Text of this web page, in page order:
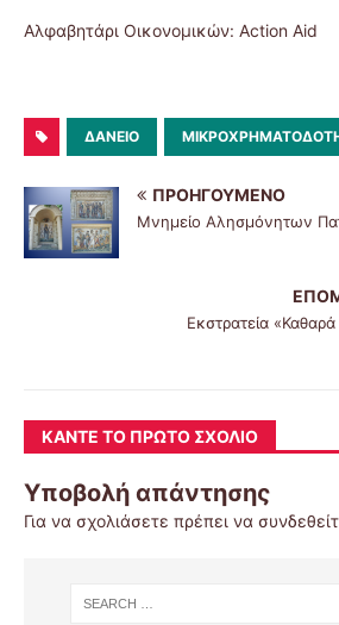
Αλφαβητάρι Οικονομικών: Action Aid
ΔΆΝΕΙΟ
ΠΡΟΗΓΟΎΜΕΝΟ
Μνημείο Αλησμόνητων
Εκστρατεία
ΚΆΝΤΕ ΤΟ ΠΡΏΤΟ ΣΧΌΛΙΟ
Υποβολή απάντησης
Για να σχολιάσετε πρέπει να